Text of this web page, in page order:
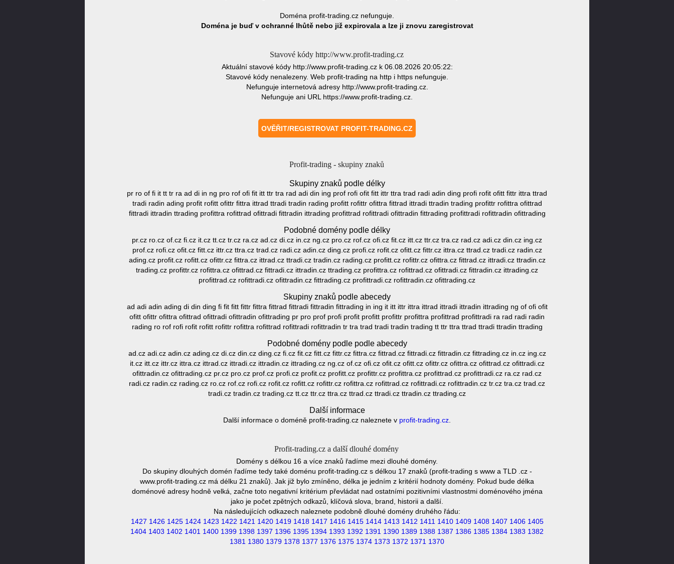
Doména profit-trading.cz nefunguje.
Doména je buď v ochranné lhůtě nebo již expirovala a lze ji znovu zaregistrovat
Stavové kódy http://www.profit-trading.cz
Aktuální stavové kódy http://www.profit-trading.cz k 06.08.2026 20:05:22:
Stavové kódy nenalezeny. Web profit-trading na http i https nefunguje.
Nefunguje internetová adresy http://www.profit-trading.cz.
Nefunguje ani URL https://www.profit-trading.cz.
Profit-trading - skupiny znaků
Skupiny znaků podle délky
pr ro of fi it tt tr ra ad di in ng pro rof ofi fit itt ttr tra rad adi din ing prof rofi ofit fitt ittr ttra trad radi adin ding profi rofit ofitt fittr ittra ttrad
tradi radin ading profit rofitt ofittr fittra ittrad ttradi tradin rading profitt rofittr ofittra fittrad ittradi ttradin trading profittr rofittra ofittrad
fittradi ittradin ttrading profittra rofittrad ofittradi fittradin ittrading profittrad rofittradi ofittradin fittrading profittradi rofittradin ofittrading
Podobné domény podle délky
pr.cz ro.cz of.cz fi.cz it.cz tt.cz tr.cz ra.cz ad.cz di.cz in.cz ng.cz pro.cz rof.cz ofi.cz fit.cz itt.cz ttr.cz tra.cz rad.cz adi.cz din.cz ing.cz
prof.cz rofi.cz ofit.cz fitt.cz ittr.cz ttra.cz trad.cz radi.cz adin.cz ding.cz profi.cz rofit.cz ofitt.cz fittr.cz ittra.cz ttrad.cz tradi.cz radin.cz
ading.cz profit.cz rofitt.cz ofittr.cz fittra.cz ittrad.cz ttradi.cz tradin.cz rading.cz profitt.cz rofittr.cz ofittra.cz fittrad.cz ittradi.cz ttradin.cz
trading.cz profittr.cz rofittra.cz ofittrad.cz fittradi.cz ittradin.cz ttrading.cz profittra.cz rofittrad.cz ofittradi.cz fittradin.cz ittrading.cz
profittrad.cz rofittradi.cz ofittradin.cz fittrading.cz profittradi.cz rofittradin.cz ofittrading.cz
Skupiny znaků podle abecedy
ad adi adin ading di din ding fi fit fitt fittr fittra fittrad fittradi fittradin fittrading in ing it itt ittr ittra ittrad ittradi ittradin ittrading ng of ofi ofit
ofitt ofittr ofittra ofittrad ofittradi ofittradin ofittrading pr pro prof profi profit profitt profittr profittra profittrad profittradi ra rad radi radin
rading ro rof rofi rofit rofitt rofittr rofittra rofittrad rofittradi rofittradin tr tra trad tradi tradin trading tt ttr ttra ttrad ttradi ttradin ttrading
Podobné domény podle podle abecedy
ad.cz adi.cz adin.cz ading.cz di.cz din.cz ding.cz fi.cz fit.cz fitt.cz fittr.cz fittra.cz fittrad.cz fittradi.cz fittradin.cz fittrading.cz in.cz ing.cz
it.cz itt.cz ittr.cz ittra.cz ittrad.cz ittradi.cz ittradin.cz ittrading.cz ng.cz of.cz ofi.cz ofit.cz ofitt.cz ofittr.cz ofittra.cz ofittrad.cz ofittradi.cz
ofittradin.cz ofittrading.cz pr.cz pro.cz prof.cz profi.cz profit.cz profitt.cz profittr.cz profittra.cz profittrad.cz profittradi.cz ra.cz rad.cz
radi.cz radin.cz rading.cz ro.cz rof.cz rofi.cz rofit.cz rofitt.cz rofittr.cz rofittra.cz rofittrad.cz rofittradi.cz rofittradin.cz tr.cz tra.cz trad.cz
tradi.cz tradin.cz trading.cz tt.cz ttr.cz ttra.cz ttrad.cz ttradi.cz ttradin.cz ttrading.cz
Další informace
Další informace o doméně profit-trading.cz naleznete v profit-trading.cz
Profit-trading.cz a další dlouhé domény
Domény s délkou 16 a více znaků řadíme mezi dlouhé domény.
Do skupiny dlouhých domén řadíme tedy také doménu profit-trading.cz s délkou 17 znaků (profit-trading s www a TLD .cz -
www.profit-trading.cz má délku 21 znaků). Jak již bylo zmíněno, délka je jedním z kritérií hodnoty domény. Pokud bude délka
doménové adresy hodně velká, začne toto negativní kritérium převládat nad ostatními pozitivními vlastnostmi doménového jména
jako je počet zpětných odkazů, klíčová slova, brand, historii a další.
Na následujících odkazech naleznete podobně dlouhé domény druhého řádu:
1427 1426 1425 1424 1423 1422 1421 1420 1419 1418 1417 1416 1415 1414 1413 1412 1411 1410 1409 1408 1407 1406 1405
1404 1403 1402 1401 1400 1399 1398 1397 1396 1395 1394 1393 1392 1391 1390 1389 1388 1387 1386 1385 1384 1383 1382
1381 1380 1379 1378 1377 1376 1375 1374 1373 1372 1371 1370